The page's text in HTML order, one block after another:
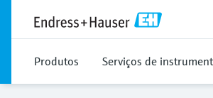
Produtos Serviços de